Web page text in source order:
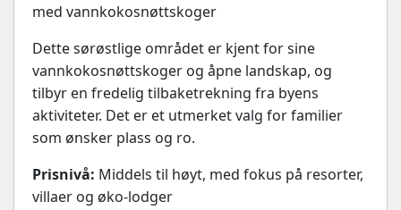
med vannkokosnøttskoger
Dette sørøstlige området er kjent for sine
vannkokosnøttskoger og åpne landskap, og
tilbyr en fredelig tilbaketrekning fra byens
aktiviteter. Det er et utmerket valg for familier
som ønsker plass og ro.
Prisnivå: Middels til høyt, med fokus på resorter,
villaer og øko-lodger